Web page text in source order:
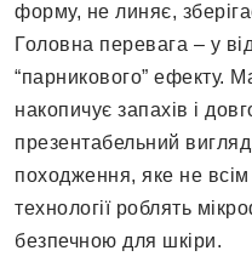
форму, не линяє,
Головна перевага – у
“парникового” ефекту.
накопичує запахів і
презентабельний
походження, яке не
технології роблять
безпечною для шкіри.